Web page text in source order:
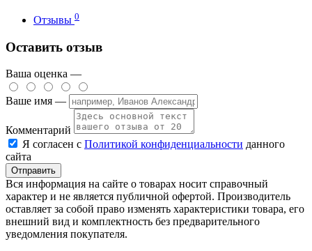
Отзывы 0
Оставить отзыв
Ваша оценка —
Ваше имя —
Комментарий
Я согласен с Политикой конфиденциальности данного
сайта
Вся информация на сайте о товарах носит справочный
характер и не является публичной офертой. Производитель
оставляет за собой право изменять характеристики товара, его
внешний вид и комплектность без предварительного
уведомления покупателя.